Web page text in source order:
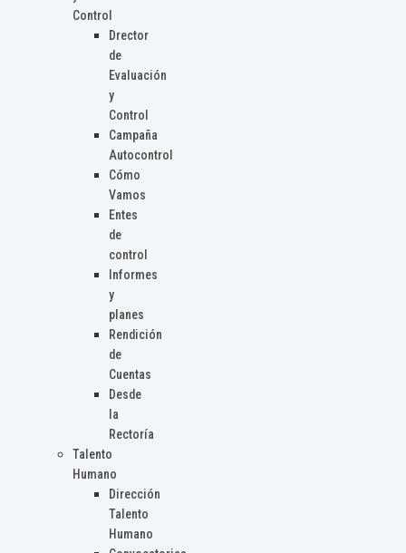
Control
Drector
de
Evaluación
y
Control
Campaña
Autocontrol
Cómo
Vamos
Entes
de
control
Informes
y
planes
Rendición
de
Cuentas
Desde
la
Rectoría
Talento
Humano
Dirección
Talento
Humano